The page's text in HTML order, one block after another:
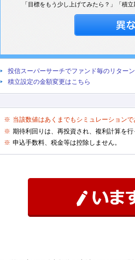
「目標をもう少し上げてみたら？」「積
投信スーパーサーチでファンド毎のリター
積立設定の金額変更はこちら
※ 当該数値はあくまでもシミュレーション
※ 期待利回りは、再投資され、複利計算を
※ 申込手数料、税金等は控除しません。